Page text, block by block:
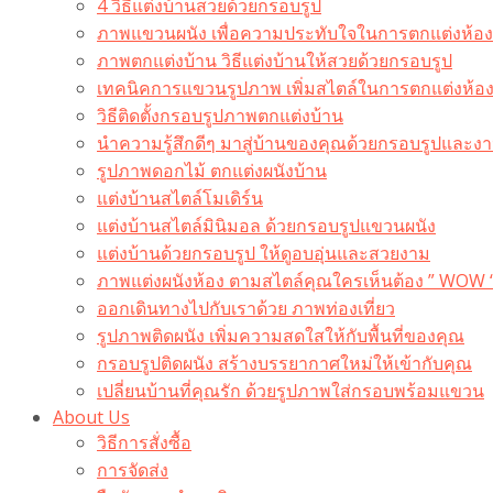
4 วิธีแต่งบ้านสวยด้วยกรอบรูป
ภาพแขวนผนัง เพื่อความประทับใจในการตกแต่งห้อง
ภาพตกแต่งบ้าน วิธีแต่งบ้านให้สวยด้วยกรอบรูป
เทคนิคการแขวนรูปภาพ เพิ่มสไตล์ในการตกแต่งห้อง
วิธีติดตั้งกรอบรูปภาพตกแต่งบ้าน
นำความรู้สึกดีๆ มาสู่บ้านของคุณด้วยกรอบรูปและง
รูปภาพดอกไม้ ตกแต่งผนังบ้าน
แต่งบ้านสไตล์โมเดิร์น
แต่งบ้านสไตล์มินิมอล ด้วยกรอบรูปแขวนผนัง
แต่งบ้านด้วยกรอบรูป ให้ดูอบอุ่นและสวยงาม
ภาพแต่งผนังห้อง ตามสไตล์คุณใครเห็นต้อง ” WOW
ออกเดินทางไปกับเราด้วย ภาพท่องเที่ยว
รูปภาพติดผนัง เพิ่มความสดใสให้กับพื้นที่ของคุณ
กรอบรูปติดผนัง สร้างบรรยากาศใหม่ให้เข้ากับคุณ
เปลี่ยนบ้านที่คุณรัก ด้วยรูปภาพใส่กรอบพร้อมแขวน​
About Us
วิธีการสั่งซื้อ
การจัดส่ง